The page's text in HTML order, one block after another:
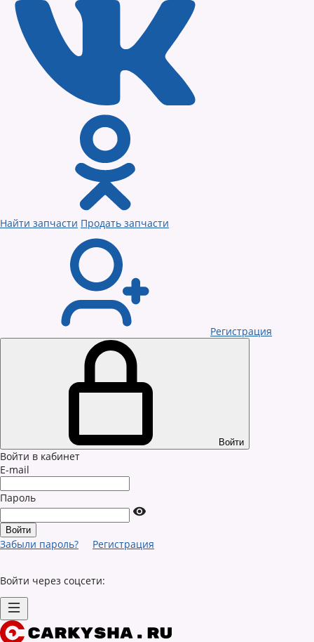
Найти запчасти Продать запчасти
Регистрация
Войти
Войти в кабинет
E-mail
Пароль
Забыли пароль? Регистрация
Войти через соцсети: